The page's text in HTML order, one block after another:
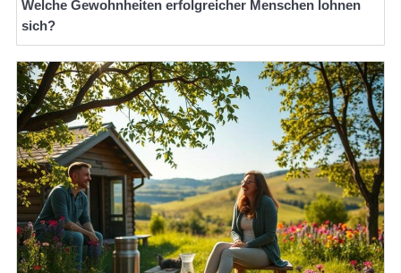
Welche Gewohnheiten erfolgreicher Menschen lohnen
sich?